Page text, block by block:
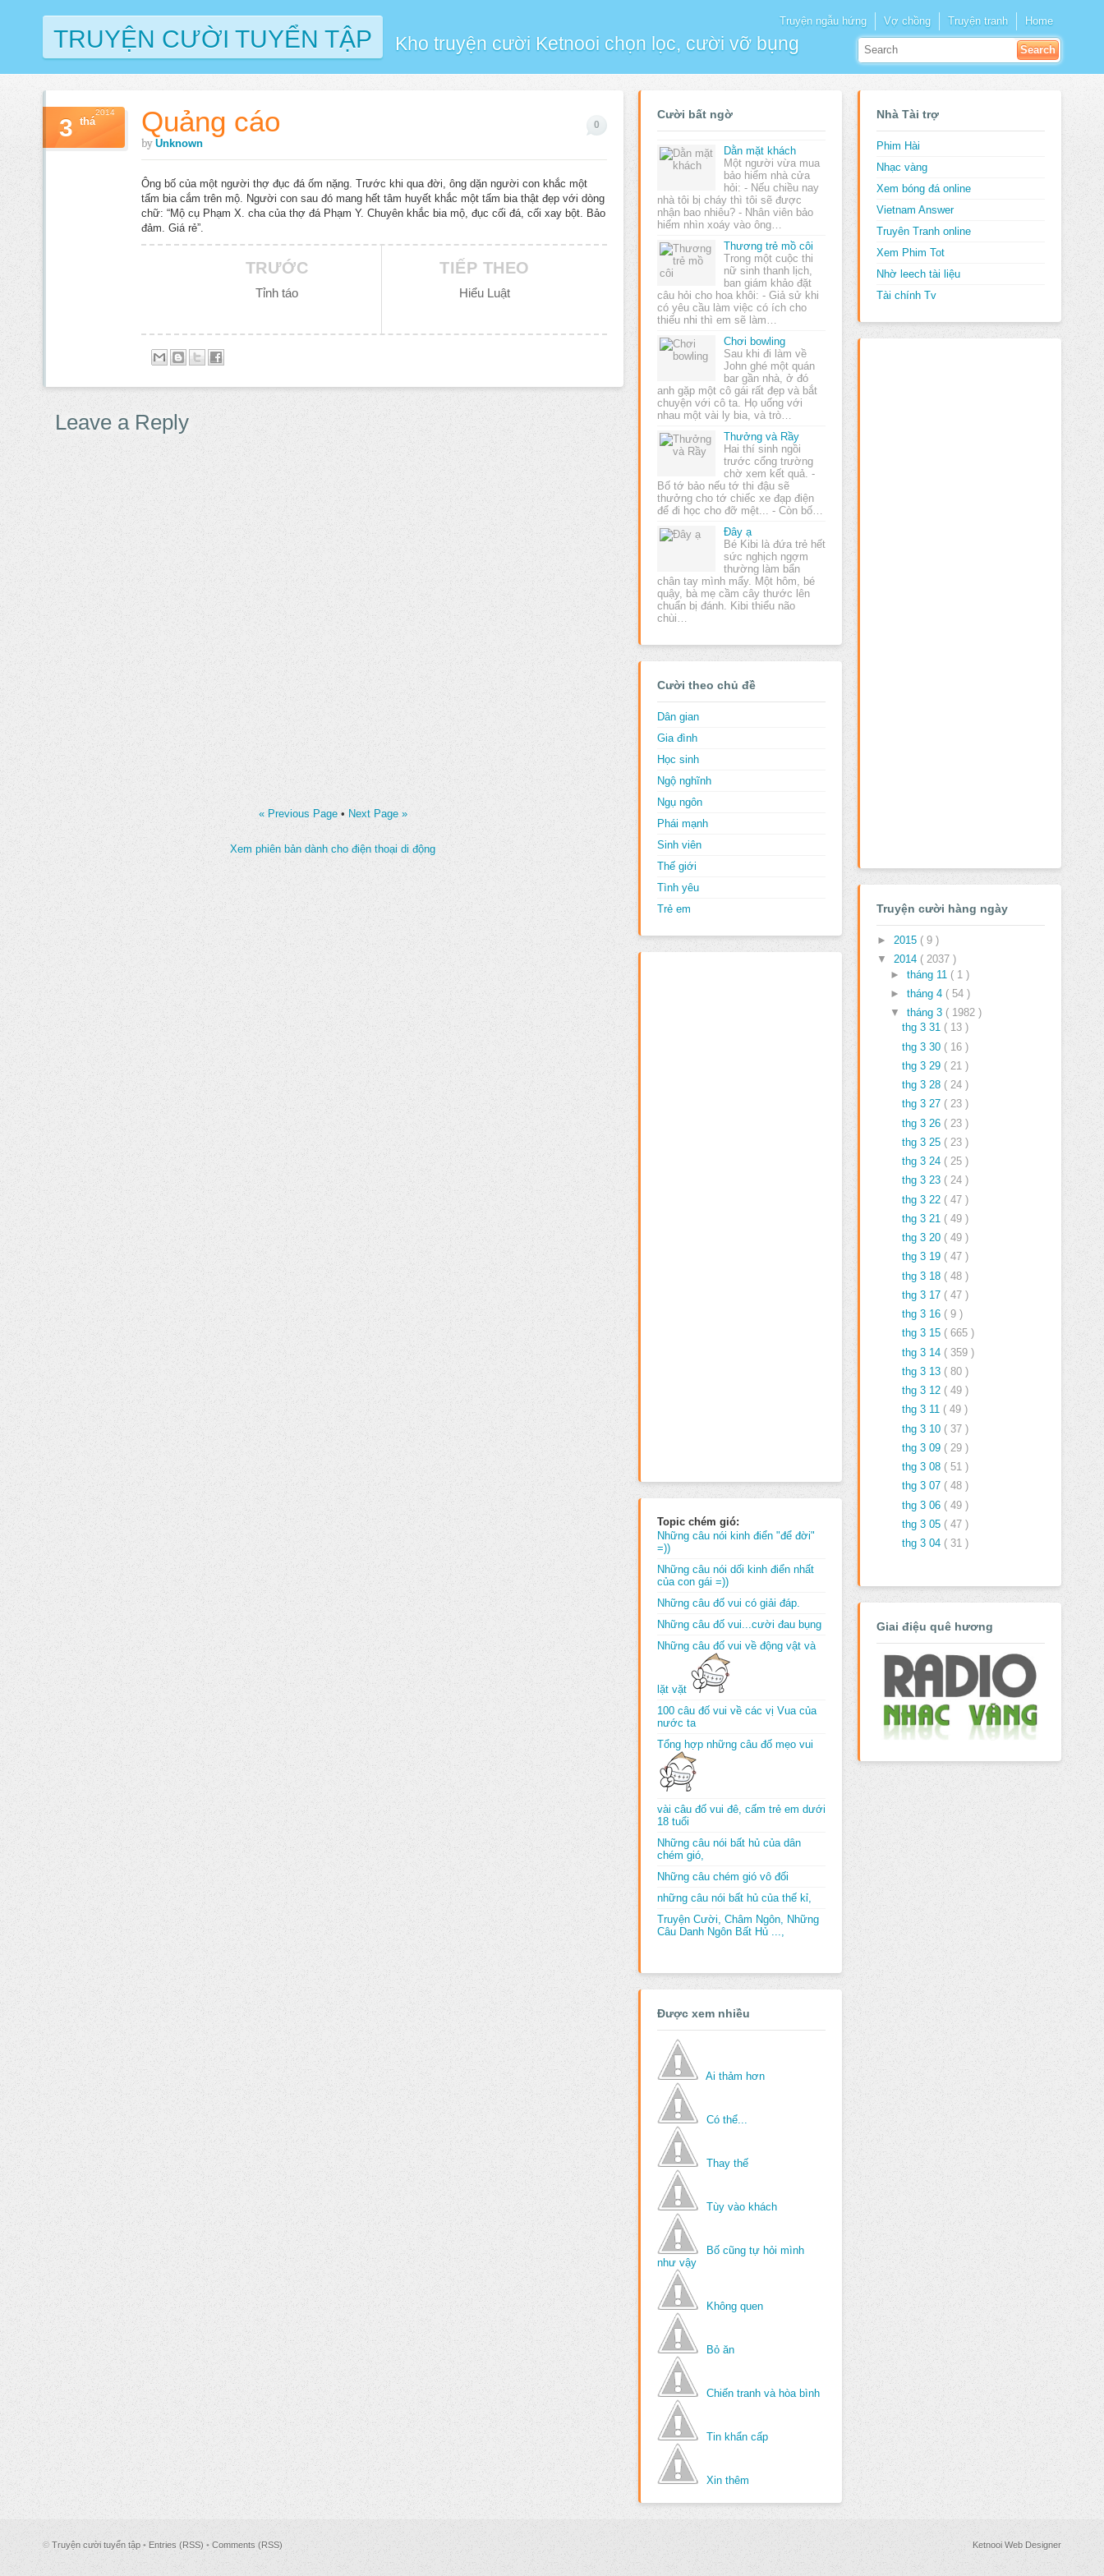
TRUYỆN CƯỜI TUYỂN TẬP Kho truyện cười Ketnooi chọn lọc, cười vỡ bụng
Truyện ngẫu hứng Vợ chồng Truyện tranh Home
Quảng cáo
by Unknown
3 thá
2014
0
Ông bố của một người thợ đục đá ốm nặng. Trước khi qua đời, ông dặn người con khắc một
tấm bia cắm trên mộ. Người con sau đó mang hết tâm huyết khắc một tấm bia thật đẹp với dòng
chữ: “Mộ cụ Phạm X. cha của thợ đá Phạm Y. Chuyên khắc bia mộ, đục cối đá, cối xay bột. Bảo
đảm. Giá rẻ”.
TIẾP THEO
Hiểu Luật
TRƯỚC
Tỉnh táo
Leave a Reply
« Previous Page • Next Page »
Xem phiên bản dành cho điện thoại di động
Cười bất ngờ
Dằn mặt khách
Một người vừa mua
bảo hiểm nhà cửa
hỏi: - Nếu chiều nay
nhà tôi bị cháy thì tôi sẽ được
nhận bao nhiêu? - Nhân viên bảo
hiểm nhìn xoáy vào ông…
Thương trẻ mồ côi
Trong một cuộc thi
nữ sinh thanh lịch,
ban giám khảo đặt
câu hỏi cho hoa khôi: - Giả sử khi
có yêu cầu làm việc có ích cho
thiếu nhi thì em sẽ làm…
Chơi bowling
Sau khi đi làm về
John ghé một quán
bar gần nhà, ở đó
anh gặp một cô gái rất đẹp và bắt
chuyện với cô ta. Họ uống với
nhau một vài ly bia, và trò…
Thưởng và Rầy
Hai thí sinh ngồi
trước cổng trường
chờ xem kết quả. -
Bố tớ bảo nếu tớ thi đậu sẽ
thưởng cho tớ chiếc xe đạp điện
để đi học cho đỡ mệt... - Còn bố…
Đây ạ
Bé Kibi là đứa trẻ hết
sức nghịch ngợm
thường làm bẩn
chân tay mình mẩy. Một hôm, bé
quậy, bà mẹ cầm cây thước lên
chuẩn bị đánh. Kibi thiểu não
chùi…
Cười theo chủ đề
Dân gian
Gia đình
Học sinh
Ngộ nghĩnh
Ngụ ngôn
Phái mạnh
Sinh viên
Thế giới
Tình yêu
Trẻ em
Topic chém gió:
Những câu nói kinh điển "để đời"
=))
Những câu nói dối kinh điển nhất
của con gái =))
Những câu đố vui có giải đáp.
Những câu đố vui...cười đau bụng
Những câu đố vui về động vật và
lặt vặt
100 câu đố vui về các vị Vua của
nước ta
Tổng hợp những câu đố mẹo vui
vài câu đố vui đê, cấm trẻ em dưới
18 tuổi
Những câu nói bất hủ của dân
chém gió,
Những câu chém gió vô đối
những câu nói bất hủ của thế kỉ,
Truyện Cười, Châm Ngôn, Những
Câu Danh Ngôn Bất Hủ ...,
Được xem nhiều
Ai thảm hơn
Có thể...
Thay thế
Tùy vào khách
Bố cũng tự hỏi mình
như vậy
Không quen
Bỏ ăn
Chiến tranh và hòa bình
Tin khẩn cấp
Xin thêm
Nhà Tài trợ
Phim Hài
Nhạc vàng
Xem bóng đá online
Vietnam Answer
Truyên Tranh online
Xem Phim Tot
Nhờ leech tài liệu
Tài chính Tv
Truyện cười hàng ngày
► 2015 ( 9 )
▼ 2014 ( 2037 )
► tháng 11 ( 1 )
► tháng 4 ( 54 )
▼ tháng 3 ( 1982 )
thg 3 31 ( 13 )
thg 3 30 ( 16 )
thg 3 29 ( 21 )
thg 3 28 ( 24 )
thg 3 27 ( 23 )
thg 3 26 ( 23 )
thg 3 25 ( 23 )
thg 3 24 ( 25 )
thg 3 23 ( 24 )
thg 3 22 ( 47 )
thg 3 21 ( 49 )
thg 3 20 ( 49 )
thg 3 19 ( 47 )
thg 3 18 ( 48 )
thg 3 17 ( 47 )
thg 3 16 ( 9 )
thg 3 15 ( 665 )
thg 3 14 ( 359 )
thg 3 13 ( 80 )
thg 3 12 ( 49 )
thg 3 11 ( 49 )
thg 3 10 ( 37 )
thg 3 09 ( 29 )
thg 3 08 ( 51 )
thg 3 07 ( 48 )
thg 3 06 ( 49 )
thg 3 05 ( 47 )
thg 3 04 ( 31 )
Giai điệu quê hương
© Truyện cười tuyển tập • Entries (RSS) • Comments (RSS) Ketnooi Web Designer